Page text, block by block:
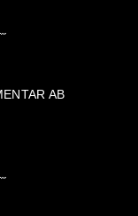
AB